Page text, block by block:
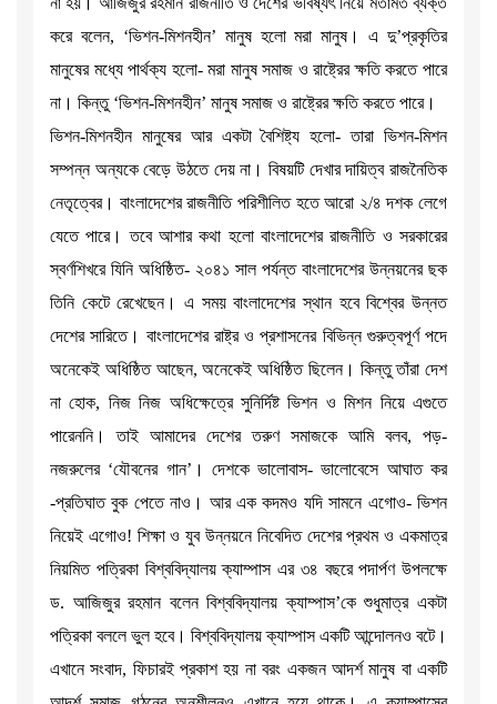
করে বলেন, ‘ভিশন-মিশনহীন’ মানুষ হলো মরা মানুষ। এ দু’প্রকৃতির
মানুষের মধ্যে পার্থক্য হলো- মরা মানুষ সমাজ ও রাষ্ট্রের ক্ষতি করতে পারে
না। কিন্তু ‘ভিশন-মিশনহীন’ মানুষ সমাজ ও রাষ্ট্রের ক্ষতি করতে পারে।
ভিশন-মিশনহীন মানুষের আর একটা বৈশিষ্ট্য হলো- তারা ভিশন-মিশন
সম্পন্ন অন্যকে বেড়ে উঠতে দেয় না। বিষয়টি দেখার দায়িত্ব রাজনৈতিক
নেতৃত্বের। বাংলাদেশের রাজনীতি পরিশীলিত হতে আরো ২/৪ দশক লেগে
যেতে পারে। তবে আশার কথা হলো বাংলাদেশের রাজনীতি ও সরকারের
স্বর্ণশিখরে যিনি অধিষ্ঠিত- ২০৪১ সাল পর্যন্ত বাংলাদেশের উন্নয়নের ছক
তিনি কেটে রেখেছেন। এ সময় বাংলাদেশের স্থান হবে বিশ্বের উন্নত
দেশের সারিতে। বাংলাদেশের রাষ্ট্র ও প্রশাসনের বিভিন্ন গুরুত্বপূর্ণ পদে
অনেকেই অধিষ্ঠিত আছেন, অনেকেই অধিষ্ঠিত ছিলেন। কিন্তু তাঁরা দেশ
না হোক, নিজ নিজ অধিক্ষেত্রে সুনির্দিষ্ট ভিশন ও মিশন নিয়ে এগুতে
পারেননি। তাই আমাদের দেশের তরুণ সমাজকে আমি বলব, পড়-
নজরুলের ‘যৌবনের গান’। দেশকে ভালোবাস- ভালোবেসে আঘাত কর
-প্রতিঘাত বুক পেতে নাও। আর এক কদমও যদি সামনে এগোও- ভিশন
নিয়েই এগোও! শিক্ষা ও যুব উন্নয়নে নিবেদিত দেশের প্রথম ও একমাত্র
নিয়মিত পত্রিকা বিশ্ববিদ্যালয় ক্যাম্পাস এর ৩৪ বছরে পদার্পণ উপলক্ষে
ড. আজিজুর রহমান বলেন বিশ্ববিদ্যালয় ক্যাম্পাস’কে শুধুমাত্র একটা
পত্রিকা বললে ভুল হবে। বিশ্ববিদ্যালয় ক্যাম্পাস একটি আন্দোলনও বটে।
এখানে সংবাদ, ফিচারই প্রকাশ হয় না বরং একজন আদর্শ মানুষ বা একটি